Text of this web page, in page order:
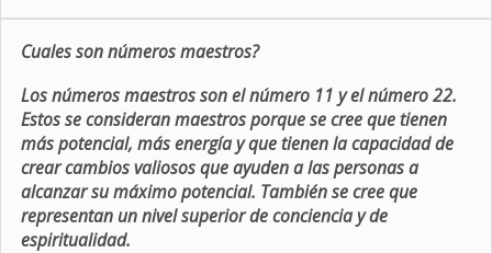
Cuales son números maestros?
Los números maestros son el número 11 y el número 22.
Estos se consideran maestros porque se cree que tienen
más potencial, más energía y que tienen la capacidad de
crear cambios valiosos que ayuden a las personas a
alcanzar su máximo potencial. También se cree que
representan un nivel superior de conciencia y de
espiritualidad.